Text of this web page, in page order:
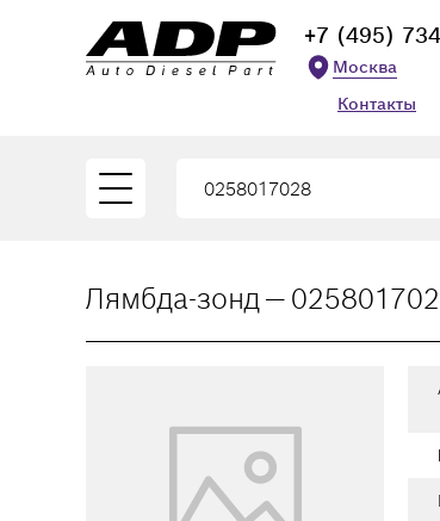
+7 (495)
Москва
Контакты
Лямбда-зонд —